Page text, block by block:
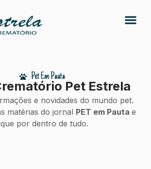
Pet Em Pauta
Pet Estrela
e novidades do mundo pet.
matérias do jornal PET em Pauta e
por dentro de tudo.